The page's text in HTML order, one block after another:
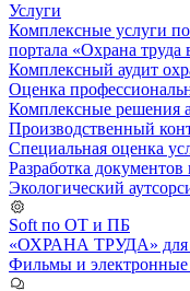
Услуги
Комплексные услуги
портала «Охрана труда
Комплексный аудит
Оценка
Комплексные решения
Производственный
Специальная оценка
Разработка
Экологический
Soft по ОТ и ПБ
«ОХРАНА ТРУДА» для
Фильмы и электронные